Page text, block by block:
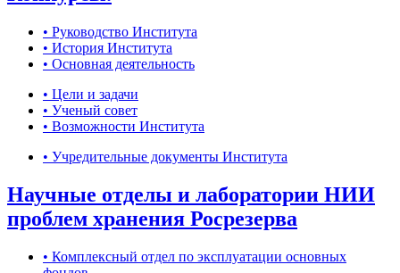
• Руководство Института
• История Института
• Основная деятельность
• Цели и задачи
• Ученый совет
• Возможности Института
• Учредительные документы Института
Научные отделы и лаборатории НИИ
проблем хранения Росрезерва
• Комплексный отдел по эксплуатации основных